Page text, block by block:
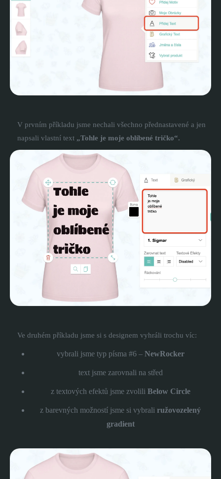
V prvním příkladu jsme nechali všechno přednastavené a jen
napsali vlastní text „Tohle je moje oblíbené tričko“.
Ve druhém příkladu jsme si s designem vyhráli trochu víc:
vybrali jsme typ písma #6 – NewRocker
text jsme zarovnali na střed
z textových efektů jsme zvolili Below Circle
z barevných možností jsme si vybrali ružovozelený
gradient